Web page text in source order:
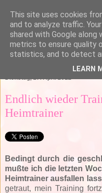
Dienstag, 17. April 2012
Endlich wieder
Heimtrainer
Bedingt durch die
mußte ich die letzten
Heimtrainer ausfallen
getraut, mein Training
This site uses cookies
and to analyze traffic.
shared with Google
metrics to ensure quality
statistics, and to detect
LEARN